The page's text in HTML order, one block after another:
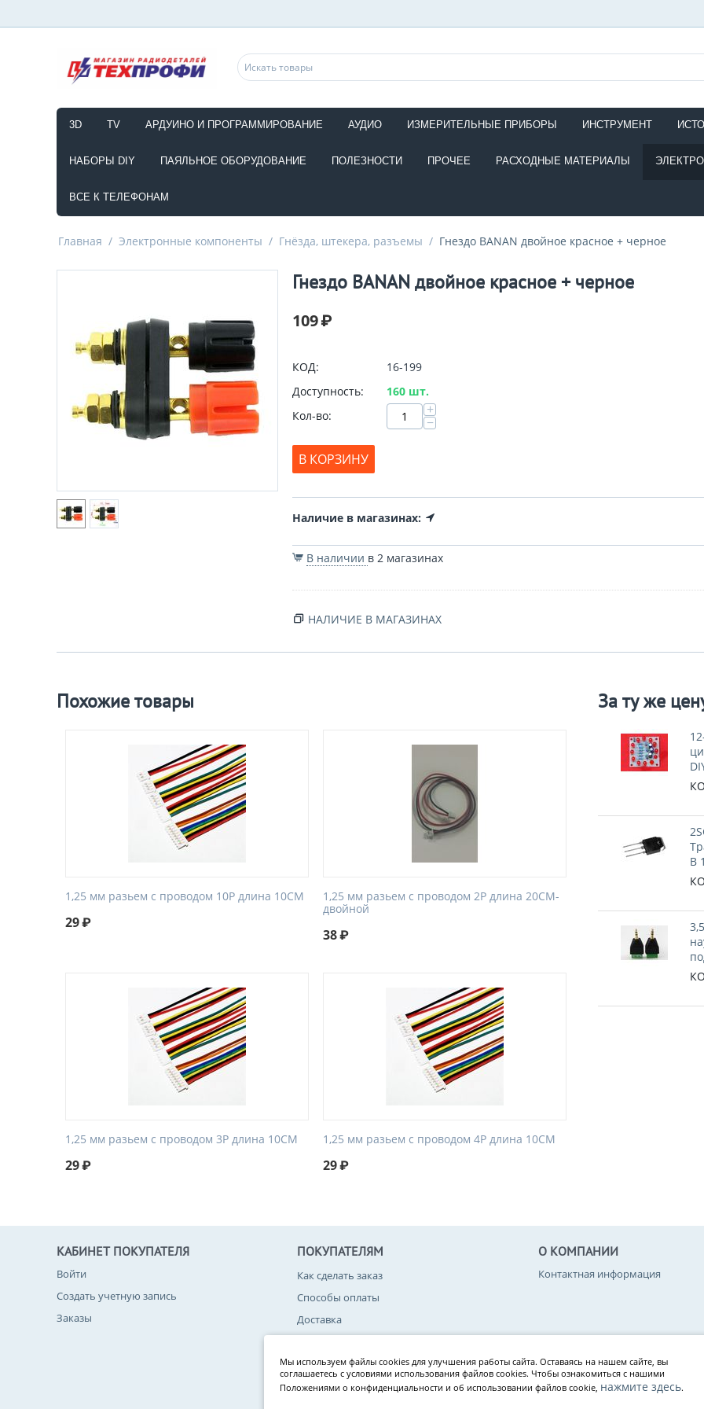
3D TV АРДУИНО И ПРОГРАММИРОВАНИЕ АУДИО ИЗМЕРИТЕЛЬНЫЕ ПРИБОРЫ ИНСТРУМЕНТ
НАБОРЫ DIY ПАЯЛЬНОЕ ОБОРУДОВАНИЕ ПОЛЕЗНОСТИ ПРОЧЕЕ РАСХОДНЫЕ МАТЕРИАЛЫ
ВСЕ К ТЕЛЕФОНАМ
Главная / Электронные компоненты / Гнёзда, штекера, разъемы / Гнездо BANAN двойное красное + черное
Гнездо BANAN двойное красное + черное
109₽
КОД:
16-199
Доступность:
160 шт.
Кол-во:
+
−
В КОРЗИНУ
Наличие в магазинах:
В наличии в 2 магазинах
НАЛИЧИЕ В МАГАЗИНАХ
Похожие товары
1,25 мм разьем с проводом 10P длина 10CM
29₽
1,25 мм разьем с проводом 2P длина 20CM-
двойной
38₽
1,25 мм разьем с проводом 3P длина 10CM
29₽
1,25 мм разьем с проводом 4P длина 10CM
29₽
За ту же
В
КАБИНЕТ ПОКУПАТЕЛЯ
Войти
Создать учетную запись
Заказы
ПОКУПАТЕЛЯМ
Как сделать заказ
Способы оплаты
Доставка
Политика конфиденциальности
О КОМПАНИИ
Контактная информация
Мы используем файлы cookies для улучшения работы сайта. Оставаясь на нашем сайте, вы
соглашаетесь с условиями использования файлов cookies. Чтобы ознакомиться с нашими
Положениями о конфиденциальности и об использовании файлов cookie, нажмите здесь.